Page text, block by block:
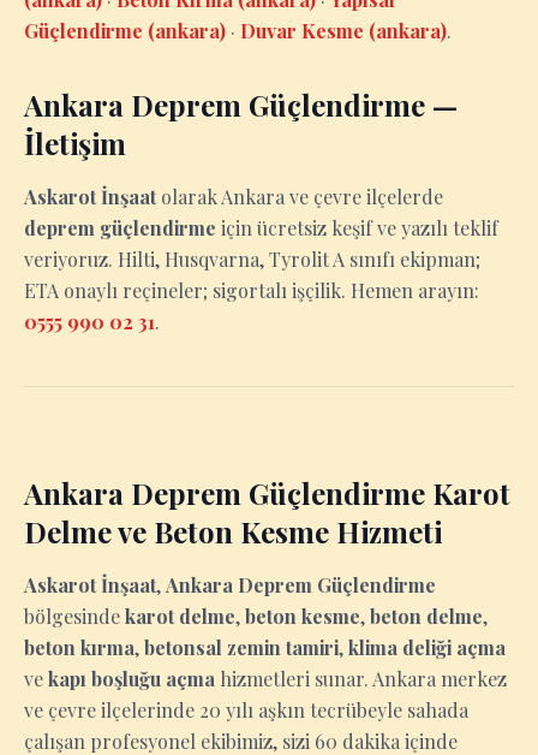
Güçlendirme (ankara) · Duvar Kesme (ankara).
Ankara Deprem Güçlendirme —
İletişim
Askarot İnşaatolarak Ankara ve çevre ilçelerde
deprem güçlendirme için ücretsiz keşif ve yazılı teklif
veriyoruz. Hilti, Husqvarna, Tyrolit A sınıfı ekipman;
ETA onaylı reçineler; sigortalı işçilik. Hemen arayın:
0555 990 02 31.
Ankara Deprem Güçlendirme Karot
Delme ve Beton Kesme Hizmeti
Askarot İnşaat,Ankara Deprem Güçlendirme
bölgesindekarot delme,beton kesme,beton delme,
beton kırma,betonsal zemin tamiri,klima deliği açma
vekapı boşluğu açma hizmetleri sunar. Ankara merkez
ve çevre ilçelerinde 20 yılı aşkın tecrübeyle sahada
çalışan profesyonel ekibimiz, sizi 60 dakika içinde